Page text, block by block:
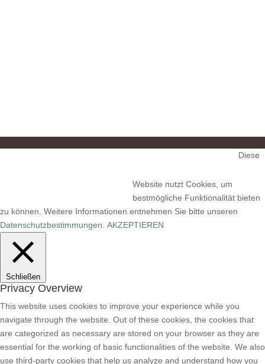
Diese
Website nutzt Cookies, um
bestmögliche Funktionalität bieten
zu können. Weitere Informationen entnehmen Sie bitte unseren
Datenschutzbestimmungen. AKZEPTIEREN
Schließen
Privacy Overview
This website uses cookies to improve your experience while you
navigate through the website. Out of these cookies, the cookies that
are categorized as necessary are stored on your browser as they are
essential for the working of basic functionalities of the website. We also
use third-party cookies that help us analyze and understand how you